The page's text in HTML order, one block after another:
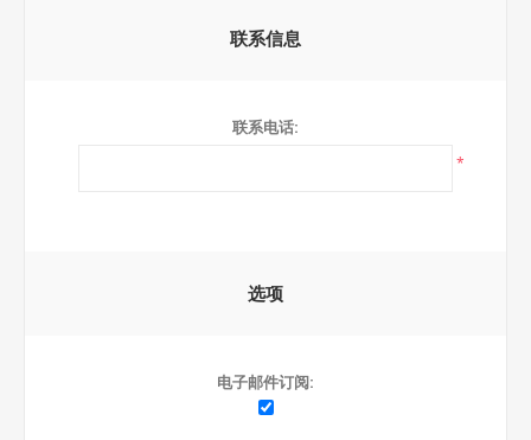
联系信息
联系电话:
*
选项
电子邮件订阅: